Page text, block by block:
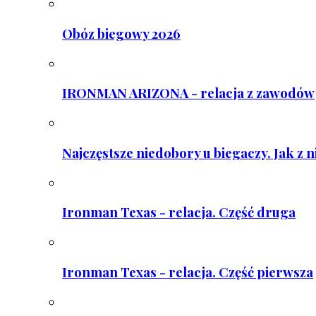
Obóz biegowy 2026
IRONMAN ARIZONA - relacja z zawodów
Najczęstsze niedobory u biegaczy. Jak z
Ironman Texas - relacja. Część druga
Ironman Texas - relacja. Część pierwsza